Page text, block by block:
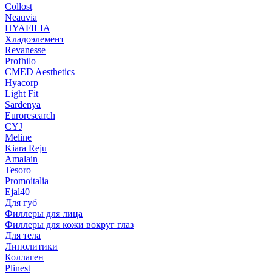
Collost
Neauvia
HYAFILIA
Хладоэлемент
Revanesse
Profhilo
CMED Aesthetics
Hyacorp
Light Fit
Sardenya
Euroresearch
CYJ
Meline
Kiara Reju
Amalain
Tesoro
Promoitalia
Ejal40
Для губ
Филлеры для лица
Филлеры для кожи вокруг глаз
Для тела
Липолитики
Коллаген
Plinest